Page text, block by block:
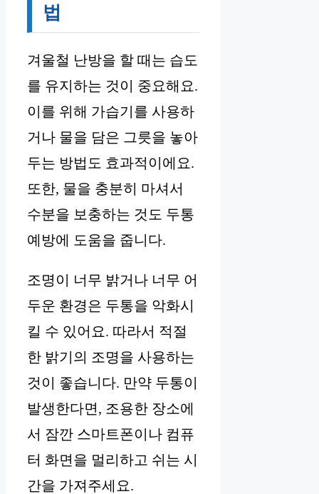
법
겨울철 난방을 할 때는 습도
를 유지하는 것이 중요해요.
이를 위해 가습기를 사용하
거나 물을 담은 그릇을 놓아
두는 방법도 효과적이에요.
또한, 물을 충분히 마셔서
수분을 보충하는 것도 두통
예방에 도움을 줍니다.
조명이 너무 밝거나 너무 어
두운 환경은 두통을 악화시
킬 수 있어요. 따라서 적절
한 밝기의 조명을 사용하는
것이 좋습니다. 만약 두통이
발생한다면, 조용한 장소에
서 잠깐 스마트폰이나 컴퓨
터 화면을 멀리하고 쉬는 시
간을 가져주세요.